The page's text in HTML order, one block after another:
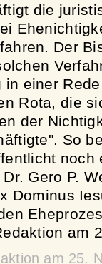
die
Der
einer
Rota, die
der
So
noch
Gero P.
Dominus
am
am 25.